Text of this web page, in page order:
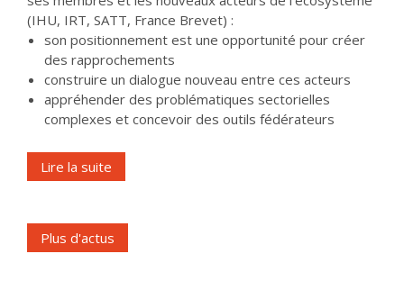
(IHU, IRT, SATT, France Brevet) :
son positionnement est une opportunité pour créer
des rapprochements
construire un dialogue nouveau entre ces acteurs
appréhender des problématiques sectorielles
complexes et concevoir des outils fédérateurs
Lire la suite
Plus d'actus